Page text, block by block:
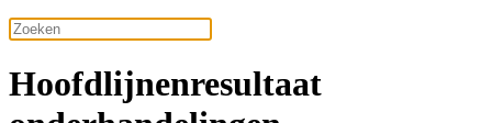
Hoofdlijnenresultaat